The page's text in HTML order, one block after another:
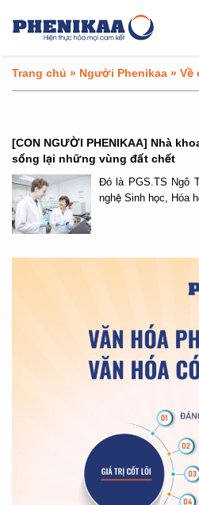
Trang chủ » Người Phenikaa » Về
[CON NGƯỜI PHENIKAA] Nhà
sống lại những vùng đất chết
Đó là PGS.TS Ngô
nghệ Sinh học, Hóa